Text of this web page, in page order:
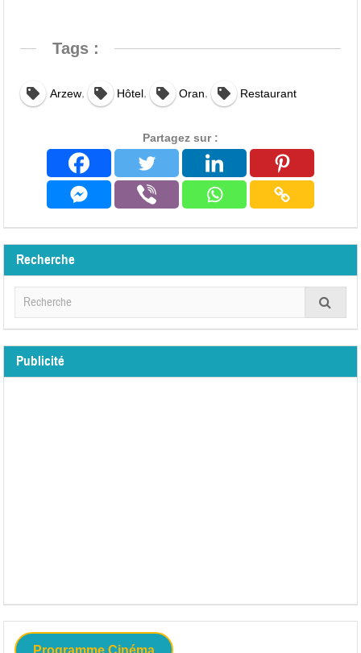
Tags :
Arzew, Hôtel, Oran Restaurant
Partagez sur :
Recherche
Publicité
Programme Cinéma